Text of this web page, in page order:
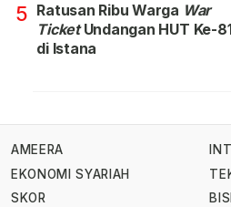
5 Ratusan Ribu Warga War
TicketUndangan HUT Ke-
di Istana
AMEERA
EKONOMI SYARIAH
SKOR